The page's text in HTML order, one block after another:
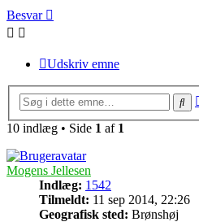
Besvar
Udskriv emne
Søg
10 indlæg • Side 1 af 1
Mogens Jellesen
Indlæg: 1542
Tilmeldt: 11 sep 2014, 22:26
Geografisk sted: Brønshøj